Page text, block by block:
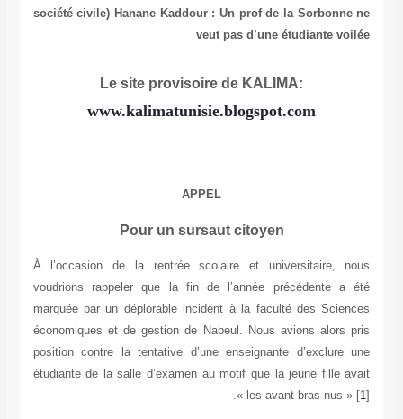
société civile) Hanane Kaddour : Un prof de la Sorbonne ne
veut pas d’une étudiante voilée
Le site provisoire de KALIMA:
www.kalimatunisie.blogspot.com
APPEL
Pour un sursaut citoyen
À l’occasion de la rentrée scolaire et universitaire, nous
voudrions rappeler que la fin de l’année précédente a été
marquée par un déplorable incident à la faculté des Sciences
économiques et de gestion de Nabeul. Nous avions alors pris
position contre la tentative d’une enseignante d’exclure une
étudiante de la salle d’examen au motif que la jeune fille avait
« les avant-bras nus » [1].